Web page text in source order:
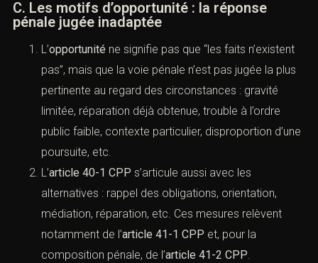
circonstanciées).
b. Stabiliser la chronologie (dates, lieux, témoins,
preuves d’absence).
c. Obtenir des constatations (certificat médical,
constat, données techniques, identification).
C. Les motifs d’opportunité : la réponse
pénale jugée inadaptée
L’opportunité ne signifie pas que “les faits n’existent
pas”, mais que la voie pénale n’est pas jugée la
plus pertinente au regard des circonstances :
gravité limitée, réparation déjà obtenue, trouble à
l’ordre public faible, contexte particulier,